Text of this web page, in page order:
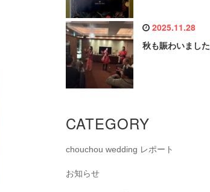
2025.11.28
秋も賑わいました
CATEGORY
chouchou wedding レポート
お知らせ